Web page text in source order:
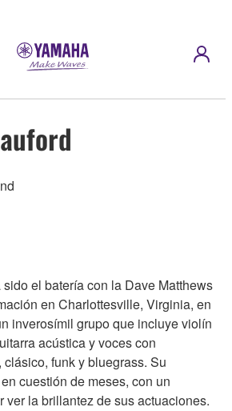
el batería con la Dave Matthews
en Charlottesville, Virginia, en
inverosímil grupo que incluye violín
acústica y voces con
funk y bluegrass. Su
cuestión de meses, con un
ver la brillantez de sus actuaciones.